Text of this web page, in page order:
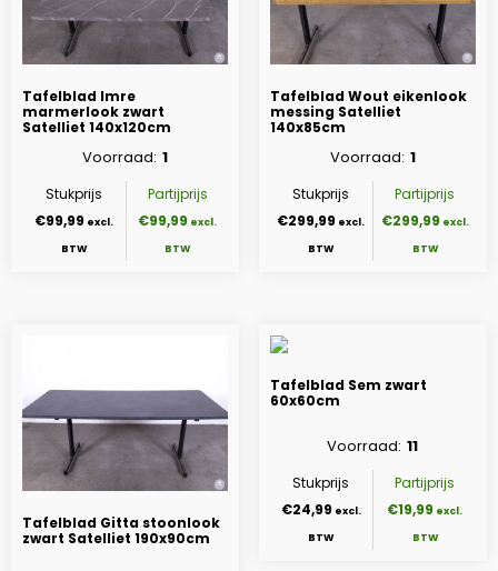
Tafelblad Imre
marmerlook zwart
Satelliet 140x120cm
Voorraad 1
Stukprijs
€99,99
Partijprijs
€99,99
Tafelblad Wout eikenlook
messing Satelliet
140x85cm
Voorraad 1
Stukprijs
€299,99
Partijprijs
€299,99
Tafelblad Gitta stoonlook
zwart Satelliet 190x90cm
Tafelblad Sem zwart
60x60cm
Voorraad 11
Stukprijs
€24,99
Partijprijs
€19,99